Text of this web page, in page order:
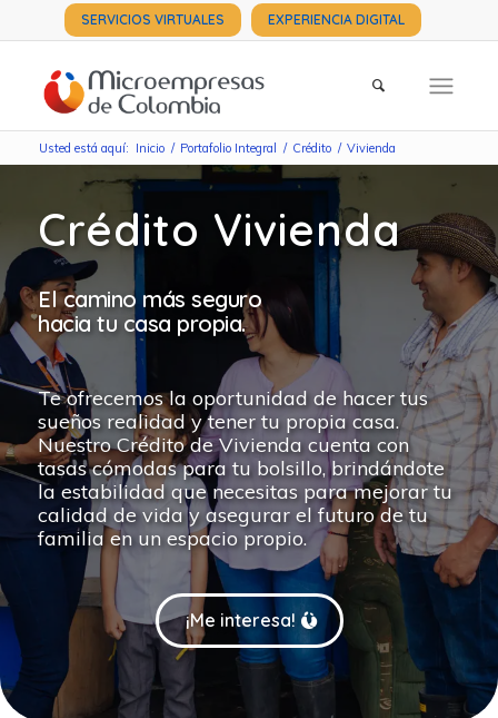
SERVICIOS VIRTUALES EXPERIENCIA DIGITAL
Usted está aquí: Inicio / Portafolio Integral / Crédito / Vivienda
Crédito Vivienda
El camino más seguro
hacia tu casa propia.
Te ofrecemos la oportunidad de hacer tus
sueños realidad y tener tu propia casa.
Nuestro Crédito de Vivienda cuenta con
tasas cómodas para tu bolsillo, brindándote
la estabilidad que necesitas para mejorar tu
calidad de vida y asegurar el futuro de tu
familia en un espacio propio.
¡Me interesa!